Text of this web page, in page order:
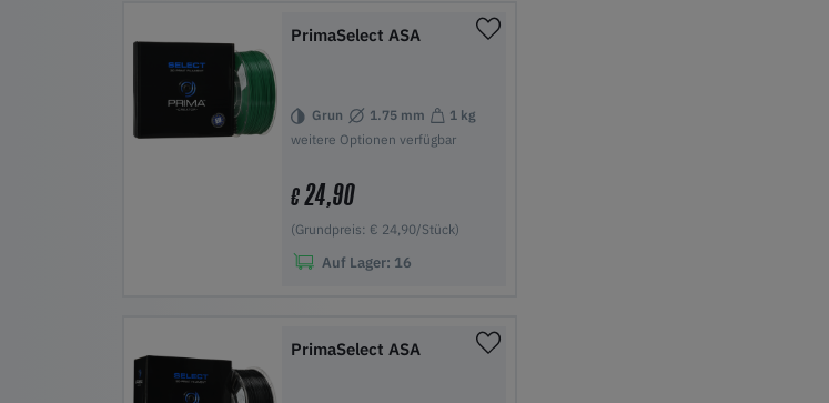
PrimaSelect ASA
Grun 1.75 mm
1 kg
weitere Optionen verfügbar
€24,90
(Grundpreis: € 24,90/Stück)
Auf Lager: 16
PrimaSelect ASA